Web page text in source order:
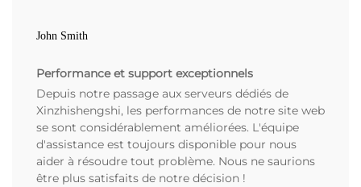
John Smith
Performance et support exceptionnels
Depuis notre passage aux serveurs dédiés de
Xinzhishengshi, les performances de notre site web
se sont considérablement améliorées. L'équipe
d'assistance est toujours disponible pour nous
aider à résoudre tout problème. Nous ne saurions
être plus satisfaits de notre décision !